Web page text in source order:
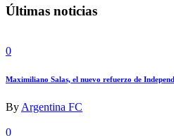
Últimas noticias
0
Maximiliano Salas, el nuevo refuerzo de
By Argentina FC
0